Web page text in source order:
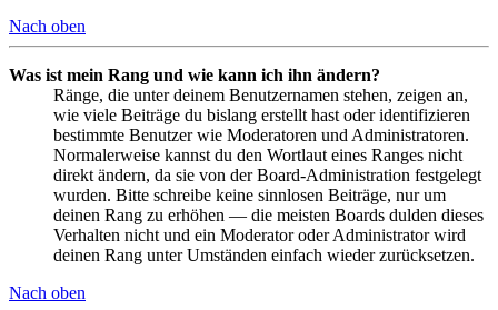
Nach oben
Was ist mein Rang und wie kann ich ihn ändern?
Ränge, die unter deinem Benutzernamen stehen, zeigen an,
wie viele Beiträge du bislang erstellt hast oder identifizieren
bestimmte Benutzer wie Moderatoren und Administratoren.
Normalerweise kannst du den Wortlaut eines Ranges nicht
direkt ändern, da sie von der Board-Administration festgelegt
wurden. Bitte schreibe keine sinnlosen Beiträge, nur um
deinen Rang zu erhöhen — die meisten Boards dulden dieses
Verhalten nicht und ein Moderator oder Administrator wird
deinen Rang unter Umständen einfach wieder zurücksetzen.
Nach oben